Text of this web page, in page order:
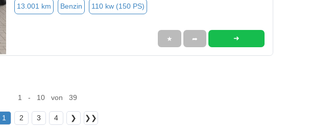
13.001 km Benzin 110 kw (150 PS)
★ ➦ ➜
1 - 10 von 39
1 2 3 4 ❯ ❯❯